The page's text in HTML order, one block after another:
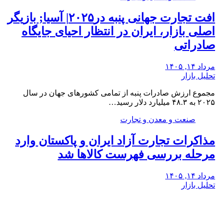
افت تجارت جهانی پنبه در۲۰۲۵| آسیا; بازیگر
اصلی بازار، ایران در انتظار احیای جایگاه
صادراتی
مرداد ۱۴, ۱۴۰۵
تحلیل بازار
مجموع ارزش صادرات پنبه از تمامی کشورهای جهان در سال
۲۰۲۵ به ۴۸.۳ میلیارد دلار رسید…
صنعت و معدن و تجارت
مذاکرات تجارت آزاد ایران و پاکستان وارد
مرحله بررسی فهرست کالاها شد
مرداد ۱۴, ۱۴۰۵
تحلیل بازار